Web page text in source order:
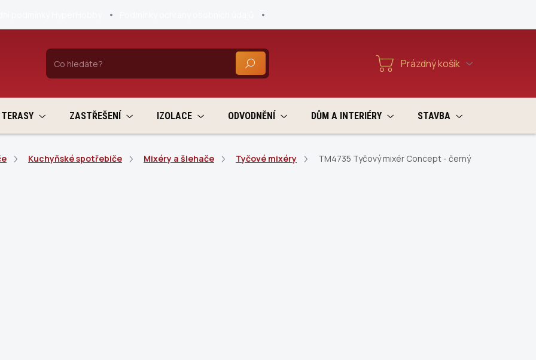
HLEDAT Nákupní
Prázdný košík
TERASY ZASTŘEŠENÍ IZOLACE ODVODNĚNÍ DŮM A INTERIÉRY STAVBA
Kuchyňské spotřebiče Mixéry a šlehače Tyčové mixéry TM4735 Tyčový mixér Concept - černý